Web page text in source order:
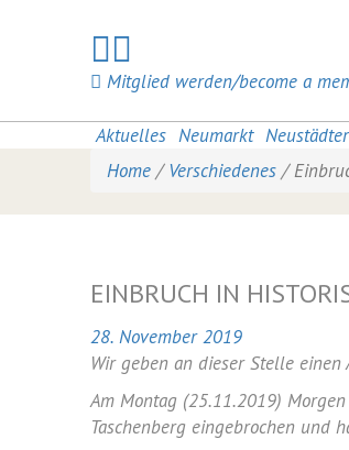
Mitglied werden/become a
Aktuelles Neumarkt
Home / Verschiedenes /
EINBRUCH IN
28. November 2019
Wir geben an dieser Stelle
Am Montag (25.11.2019)
Taschenberg eingebrochen und